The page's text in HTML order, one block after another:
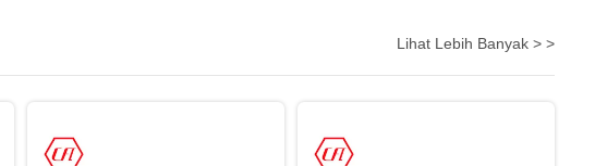
Lihat Lebih Banyak > >